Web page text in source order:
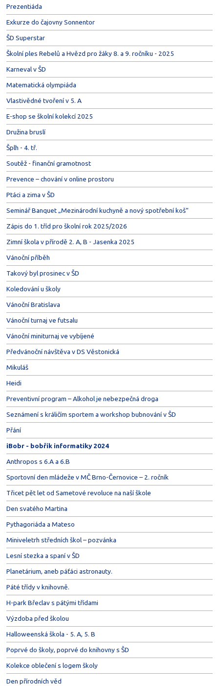
Prezentiáda
Exkurze do čajovny Sonnentor
ŠD Superstar
Školní ples Rebelů a Hvězd pro žáky 8. a 9. ročníku - 2025
Karneval v ŠD
Matematická olympiáda
Vlastivědné tvoření v 5. A
E-shop se školní kolekcí 2025
Družina bruslí
Šplh - 4. tř.
Soutěž - finanční gramotnost
Prevence – chování v online prostoru
Ptáci a zima v ŠD
Seminář Banquet „Mezinárodní kuchyně a nový spotřební koš“
Zápis do 1. tříd pro školní rok 2025/2026
Zimní škola v přírodě 2. A, B - Jasenka 2025
Vánoční příběh
Takový byl prosinec v ŠD
Koledování u školy
Vánoční Bratislava
Vánoční turnaj ve futsalu
Vánoční miniturnaj ve vybíjené
Předvánoční návštěva v DS Věstonická
Mikuláš
Heidi
Preventivní program – Alkohol je nebezpečná droga
Seznámení s králičím sportem a workshop bubnování v ŠD
Přání
iBobr - bobřík informatiky 2024
Anthropos s 6.A a 6.B
Sportovní den mládeže v MČ Brno-Černovice – 2. ročník
Třicet pět let od Sametové revoluce na naší škole
Den svatého Martina
Pythagoriáda a Mateso
Miniveletrh středních škol – pozvánka
Lesní stezka a spaní v ŠD
Planetárium, aneb páťáci astronauty.
Páté třídy v knihovně.
H-park Břeclav s pátými třídami
Výzdoba před školou
Halloweenská škola - 5. A, 5. B
Poprvé do školy, poprvé do knihovny s ŠD
Kolekce oblečení s logem školy
Den přírodních věd